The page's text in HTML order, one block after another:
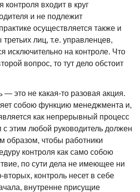
входит в круг
и не подлежит
осуществляется также и
лиц, т.е. управленцев,
исключительно на контроле. Что
вопрос, то тут дело обстоит
— это не какая-то разовая акция.
собою функцию менеджмента и,
как непрерывный процесс
с этим любой руководитель должен
образом, чтобы работники
контроля как само собою
по сути дела не имеющее ни
контроль несет в себе
внутренне присущие